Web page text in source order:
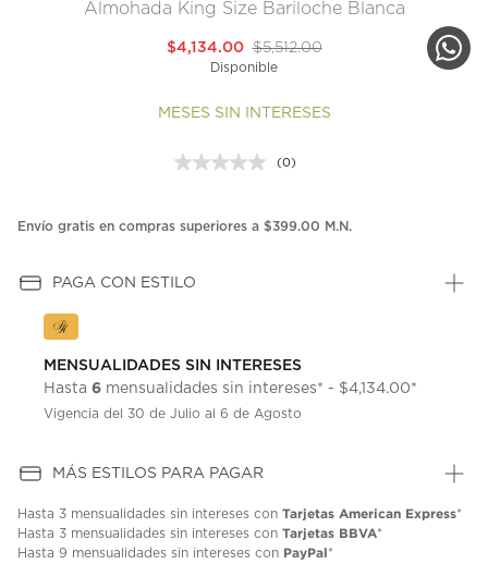
Almohada King Size Bariloche Blanca
$5,512.00
$4,134.00
Disponible
MESES SIN INTERESES
Sin
en
(0)
Envío gratis en compras superiores a $399.00 M.N.
PAGA CON ESTILO
MENSUALIDADES SIN INTERESES
Hasta 6 mensualidades sin intereses* - $4,134.00*
Vigencia del 30 de Julio al 6 de Agosto
MÁS ESTILOS PARA PAGAR
Hasta 3 mensualidades sin intereses con Tarjetas American Express*
Hasta 3 mensualidades sin intereses con Tarjetas BBVA*
Hasta 9 mensualidades sin intereses con PayPal*